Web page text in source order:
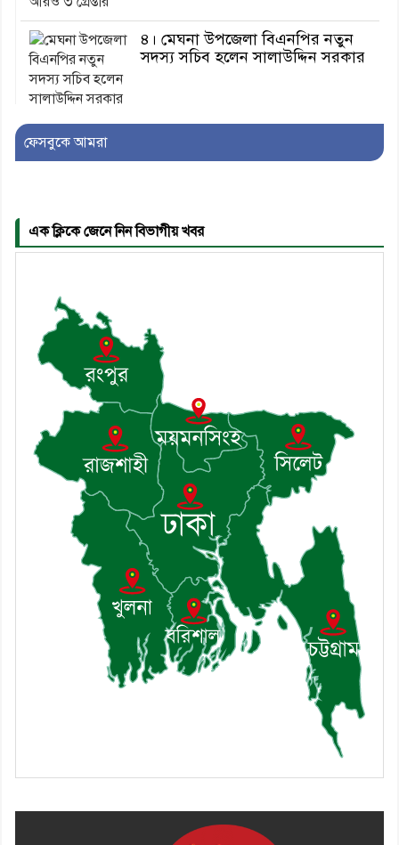
৪। মেঘনা উপজেলা বিএনপির নতুন
সদস্য সচিব হলেন সালাউদ্দিন সরকার
৬। দাউদকান্দিতে উপজেলা আইন-
শৃঙ্খলা কমিটির মাসিক সভা অনুষ্ঠিত
৭। দাউদকান্দিতে মুচি সম্প্রদায়ের
খোঁজখবর নিলেন ড. খন্দকার মারুফ
হোসেন
৮। মেঘনায় আইন-শৃঙ্খলা কমিটির
মাসিক সভা অনুষ্ঠিত
৯। জাতীয় নেতা ড. খন্দকার
মোশাররফ হোসেনের মূল্যায়ন কোথায়
এবং একটি বিশ্লেষণ
১০। দাউদকান্দিতে ইউপি সদস্যকে
মারধরের চেষ্টা ও প্রাণনাশের হুমকির
অভিযোগ
ফেসবুকে আমরা
এক ক্লিকে জেনে নিন বিভাগীয় খবর